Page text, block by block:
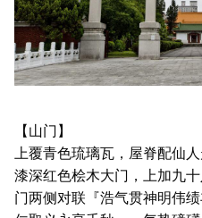
【山门】
上覆青色琉璃瓦，屋脊配仙
漆深红色桧木大门，上加九
门两侧对联『浩气贯神明伟